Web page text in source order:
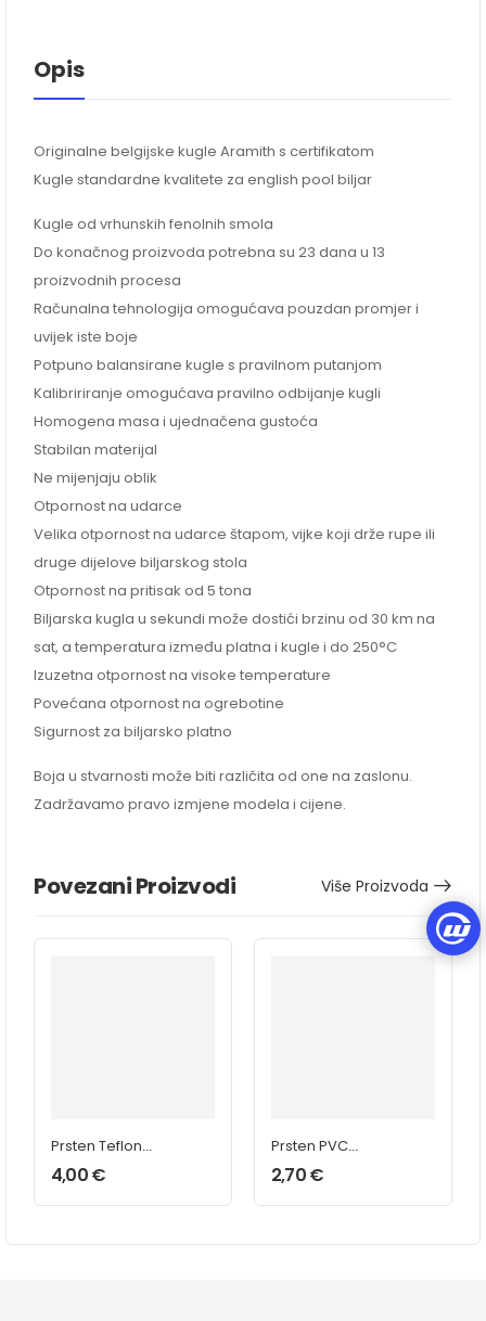
Opis
Originalne belgijske kugle Aramith s certifikatom
Kugle standardne kvalitete za english pool biljar
Kugle od vrhunskih fenolnih smola
Do konačnog proizvoda potrebna su 23 dana u 13
proizvodnih procesa
Računalna tehnologija omogućava pouzdan promjer i
uvijek iste boje
Potpuno balansirane kugle s pravilnom putanjom
Kalibririranje omogućava pravilno odbijanje kugli
Homogena masa i ujednačena gustoća
Stabilan materijal
Ne mijenjaju oblik
Otpornost na udarce
Velika otpornost na udarce štapom, vijke koji drže rupe ili
druge dijelove biljarskog stola
Otpornost na pritisak od 5 tona
Biljarska kugla u sekundi može dostići brzinu od 30 km na
sat, a temperatura između platna i kugle i do 250°C
Izuzetna otpornost na visoke temperature
Povećana otpornost na ogrebotine
Sigurnost za biljarsko platno
Boja u stvarnosti može biti različita od one na zaslonu.
Zadržavamo pravo izmjene modela i cijene.
Povezani Proizvodi Više Proizvoda
Prsten Teflon
Fiber
4,00€
Prsten PVC
Classic 14 mm
2,70€